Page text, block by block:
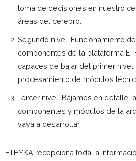
toma de decisiones en nuestro
áreas del cerebro.
Segundo nivel: Funcionamiento
componentes de la plataforma
capaces de bajar del primer
procesamiento de módulos
Tercer nivel: Bajamos en detalle
componentes y módulos de la
vaya a desarrollar.
ETHYKA recepciona toda la